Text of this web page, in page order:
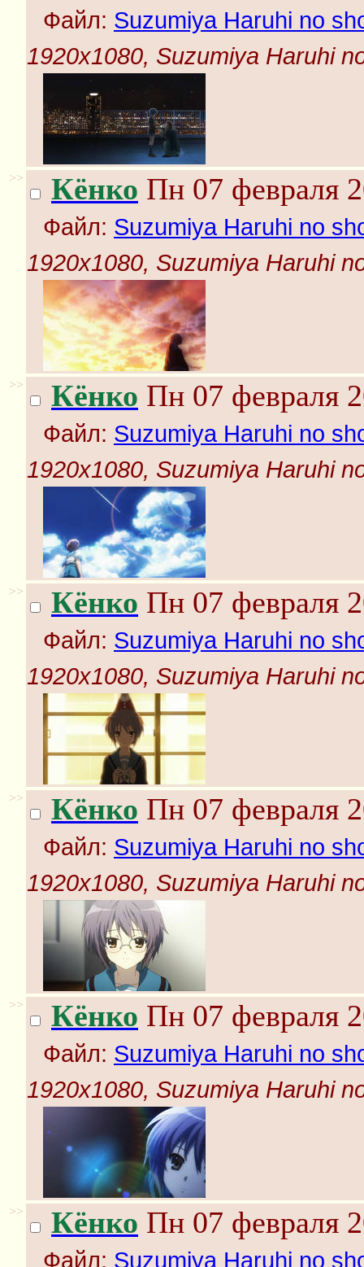
Файл: Suzumiya Haruhi no
1920x1080, Suzumiya Haruhi
>> Кёнко Пн 07 февраля
Файл: Suzumiya Haruhi no
1920x1080, Suzumiya Haruhi
>> Кёнко Пн 07 февраля
Файл: Suzumiya Haruhi no
1920x1080, Suzumiya Haruhi
>> Кёнко Пн 07 февраля
Файл: Suzumiya Haruhi no
1920x1080, Suzumiya Haruhi
>> Кёнко Пн 07 февраля
Файл: Suzumiya Haruhi no
1920x1080, Suzumiya Haruhi
>> Кёнко Пн 07 февраля
Файл: Suzumiya Haruhi no
1920x1080, Suzumiya Haruhi
>> Кёнко Пн 07 февраля
Файл: Suzumiya Haruhi no